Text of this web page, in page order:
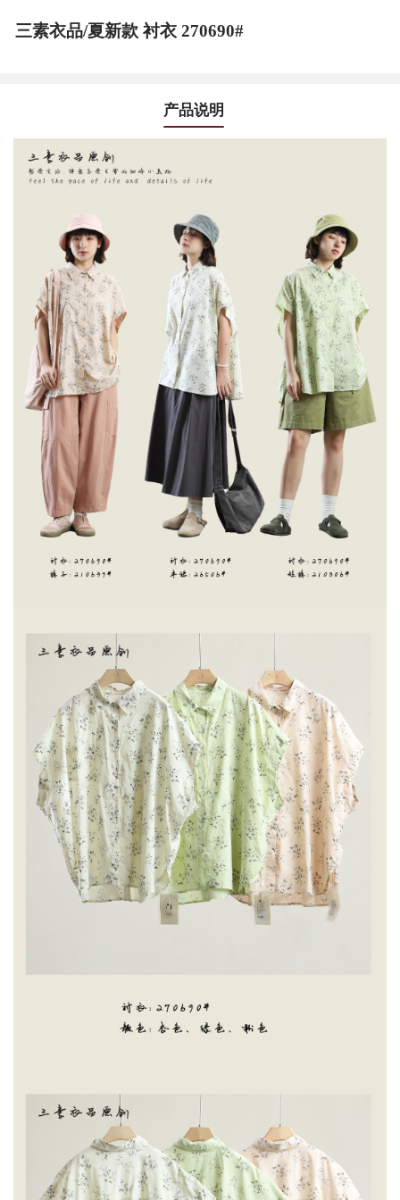
三素衣品/夏新款 衬衣 270690#
产品说明